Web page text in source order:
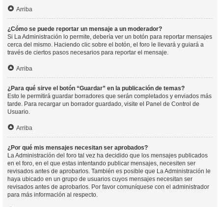
Arriba
¿Cómo se puede reportar un mensaje a un moderador?
Si La Administración lo permite, debería ver un botón para reportar mensajes
cerca del mismo. Haciendo clic sobre el botón, el foro le llevará y guiará a
través de ciertos pasos necesarios para reportar el mensaje.
Arriba
¿Para qué sirve el botón “Guardar” en la publicación de temas?
Esto le permitirá guardar borradores que serán completados y enviados más
tarde. Para recargar un borrador guardado, visite el Panel de Control de
Usuario.
Arriba
¿Por qué mis mensajes necesitan ser aprobados?
La Administración del foro tal vez ha decidido que los mensajes publicados
en el foro, en el que estas intentando publicar mensajes, necesiten ser
revisados antes de aprobarlos. También es posible que La Administración le
haya ubicado en un grupo de usuarios cuyos mensajes necesitan ser
revisados antes de aprobarlos. Por favor comuníquese con el administrador
para más información al respecto.